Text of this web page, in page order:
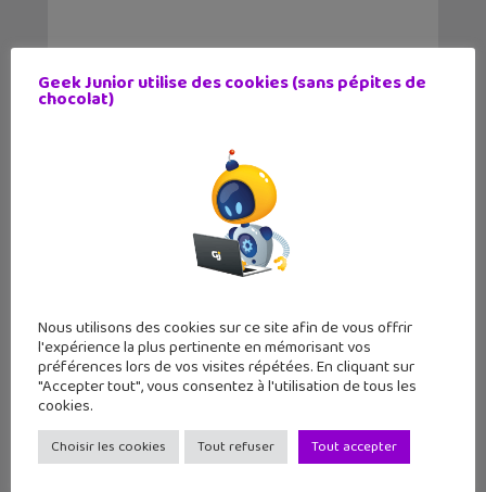
L’actu geek de la semaine : Tchikita,
mBot, Titeuf, Splice…
Voici les derniers articles publiés sur notre
site web avec notamment un nouveau
Geek Junior utilise des cookies (sans pépites de
chocolat)
Nous utilisons des cookies sur ce site afin de vous offrir
l'expérience la plus pertinente en mémorisant vos
préférences lors de vos visites répétées. En cliquant sur
"Accepter tout", vous consentez à l'utilisation de tous les
cookies.
Choisir les cookies Tout refuser Tout accepter